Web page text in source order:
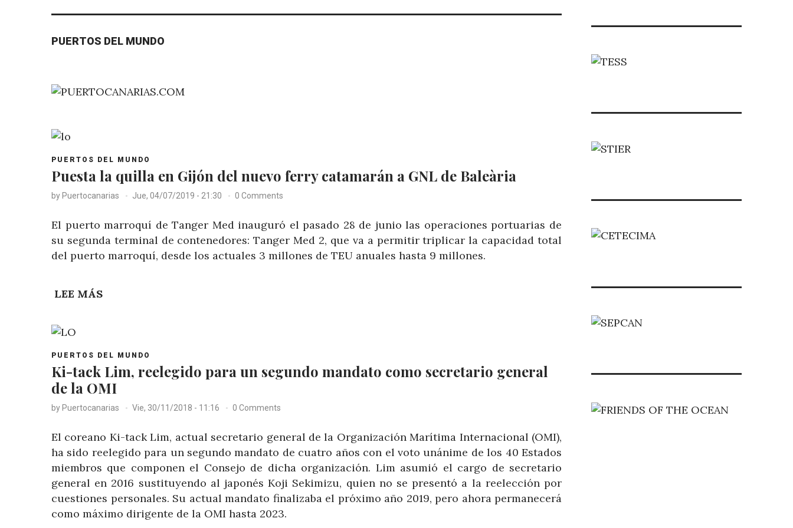
PUERTOS DEL MUNDO
POST
PUERTOS DEL MUNDO
Puesta la quilla en Gijón del nuevo ferry catamarán a GNL de Baleària
by Puertocanarias Jue, 04/07/2019 - 21:30 0 Comments
El puerto marroquí de Tanger Med inauguró el pasado 28 de junio las operaciones portuarias de
su segunda terminal de contenedores: Tanger Med 2, que va a permitir triplicar la capacidad total
del puerto marroquí, desde los actuales 3 millones de TEU anuales hasta 9 millones.
LEE MÁS
EN
GIJÓN
DEL
NUEVO
CATAMARÁN
A
GNL
DE
BALEÀRIA
POST
PUERTOS DEL MUNDO
Ki-tack Lim, reelegido para un segundo mandato como secretario general
de la OMI
by Puertocanarias Vie, 30/11/2018 - 11:16 0 Comments
El coreano Ki-tack Lim, actual secretario general de la Organización Marítima Internacional (OMI),
ha sido reelegido para un segundo mandato de cuatro años con el voto unánime de los 40 Estados
miembros que componen el Consejo de dicha organización. Lim asumió el cargo de secretario
general en 2016 sustituyendo al japonés Koji Sekimizu, quien no se presentó a la reelección por
cuestiones personales. Su actual mandato finalizaba el próximo año 2019, pero ahora permanecerá
como máximo dirigente de la OMI hasta 2023.